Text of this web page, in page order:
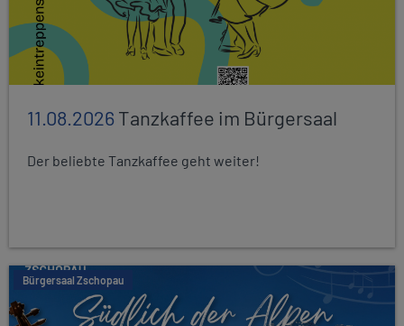
11.08.2026Tanzkaffee im Bürgersaal
Der beliebte Tanzkaffee geht weiter!
Bürgersaal Zschopau